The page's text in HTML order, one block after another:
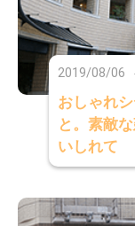
2019/08/06
おしゃれ
と。素敵
いしれて